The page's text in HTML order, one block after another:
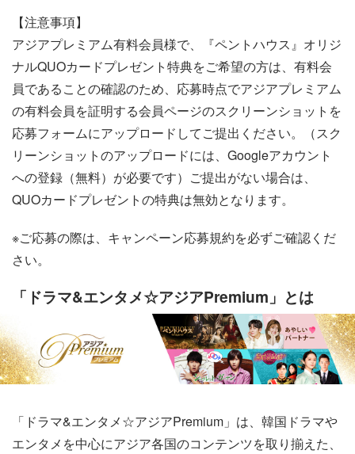
【注意事項】
アジアプレミアム有料会員様で、『ペントハウス』オリジ
ナルQUOカードプレゼント特典をご希望の方は、有料会
員であることの確認のため、応募時点でアジアプレミアム
の有料会員を証明する会員ページのスクリーンショットを
応募フォームにアップロードしてご提出ください。（スク
リーンショットのアップロードには、Googleアカウント
への登録（無料）が必要です）ご提出がない場合は、
QUOカードプレゼントの特典は無効となります。
※ご応募の際は、キャンペーン応募規約を必ずご確認くだ
さい。
「ドラマ&エンタメ☆アジアPremium」とは
「ドラマ&エンタメ☆アジアPremium」は、韓国ドラマや
エンタメを中心にアジア各国のコンテンツを取り揃えた、